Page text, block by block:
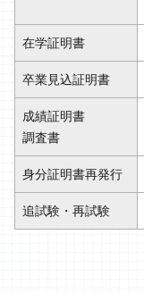
在学証明書
卒業見込証明書
成績証明書
調査書
身分証明書再発行
追試験・再試験